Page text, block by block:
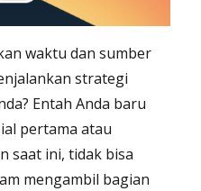
waktu dan sumber
strategi
Entah Anda baru
pertama atau
saat ini, tidak bisa
mengambil bagian